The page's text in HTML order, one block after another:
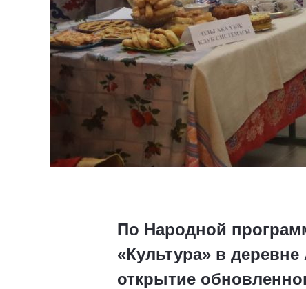
По Народной
«Культура» в
открытие